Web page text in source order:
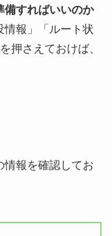
備すればいいのか
情報」「ルート状
押さえておけば、
情報を確認してお